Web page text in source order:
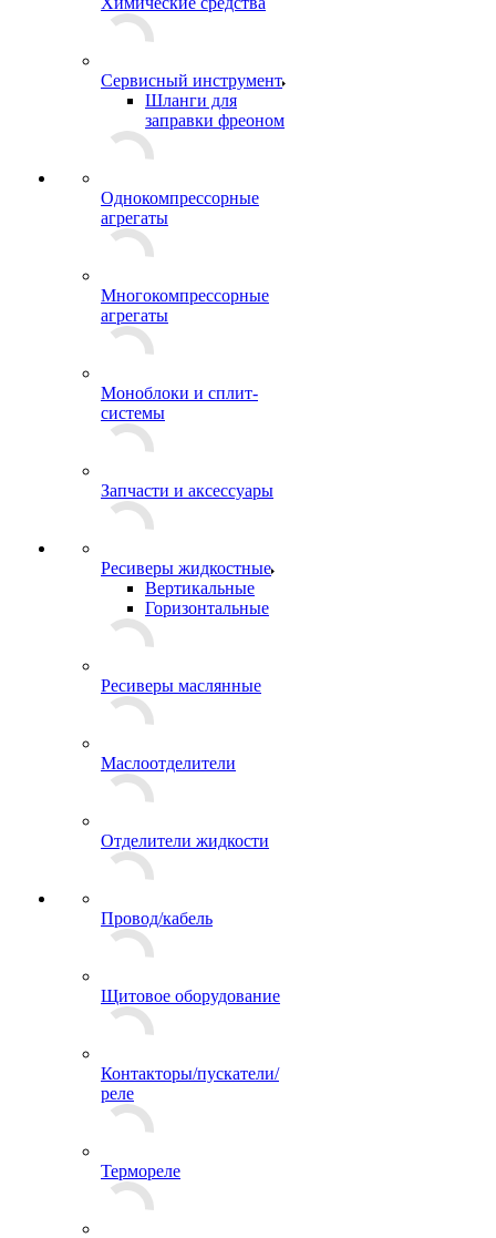
Сервисный инструмент
Шланги для
заправки фреоном
Однокомпрессорные
агрегаты
Многокомпрессорные
агрегаты
Моноблоки и сплит-
системы
Запчасти и аксессуары
Ресиверы жидкостные
Вертикальные
Горизонтальные
Ресиверы маслянные
Маслоотделители
Отделители жидкости
Провод/кабель
Щитовое оборудование
Контакторы/пускатели/
реле
Термореле